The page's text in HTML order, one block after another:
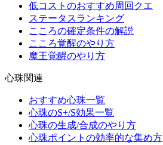
低コストのおすすめ周回クエ
ステータスランキング
こころの確定条件の解説
こころ覚醒のやり方
魔王覚醒のやり方
心珠関連
おすすめ心珠一覧
心珠のS+/S効果一覧
心珠の生成/合成のやり方
心珠ポイントの効率的な集め方